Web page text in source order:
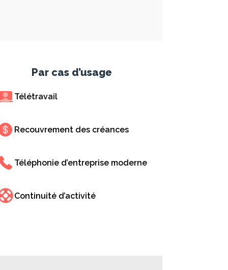
Par cas d’usage
Télétravail
Recouvrement des créances
Téléphonie d’entreprise moderne
Continuité d’activité
: 10 ans à évoluer, innover et
au rythme de l'entreprise.